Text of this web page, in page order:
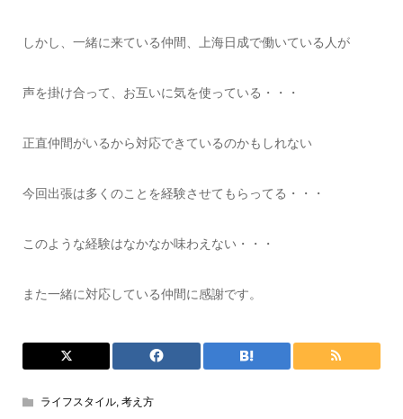
しかし、一緒に来ている仲間、上海日成で働いている人が
声を掛け合って、お互いに気を使っている・・・
正直仲間がいるから対応できているのかもしれない
今回出張は多くのことを経験させてもらってる・・・
このような経験はなかなか味わえない・・・
また一緒に対応している仲間に感謝です。
ライフスタイル, 考え方